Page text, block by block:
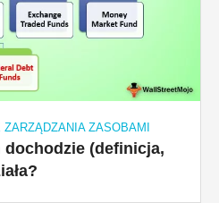
ZASOBAMI
dochodzie (definicja,